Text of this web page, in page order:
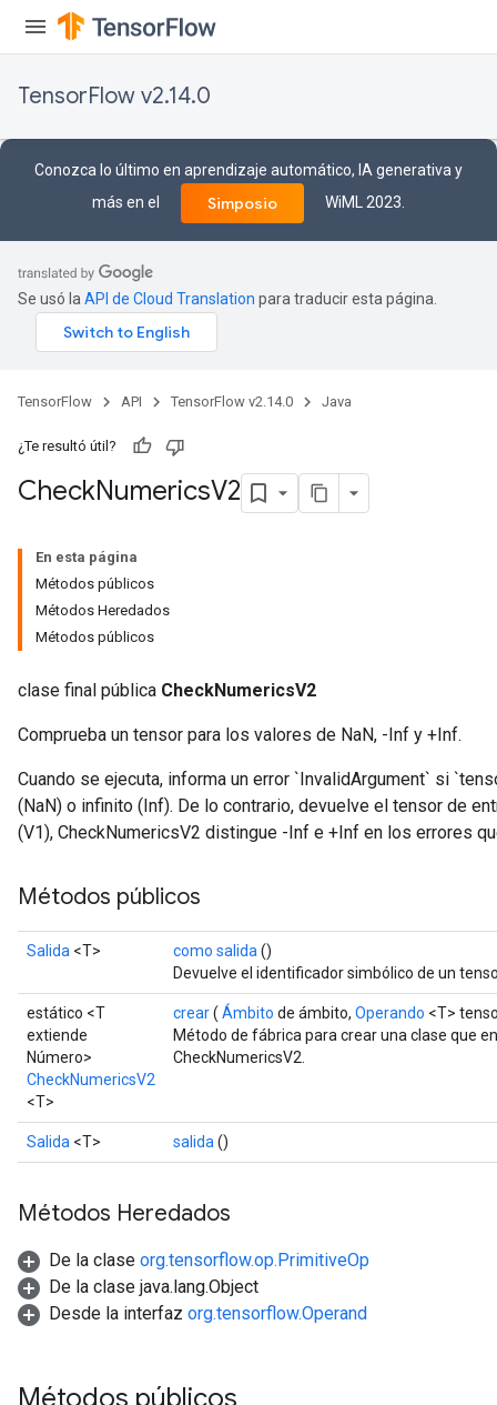
TensorFlow v2.14.0
Conozca lo último en aprendizaje automático, IA generativa y
más en el
Simposio WiML 2023.
Se usó la API de Cloud Translation para traducir esta página.
TensorFlow API TensorFlow v2.14.0 Java
¿Te resultó útil?
CheckNumericsV2
En esta página
Métodos públicos
Métodos Heredados
Métodos públicos
clase final pública CheckNumericsV2
Comprueba un tensor para los valores de NaN, -Inf y +Inf.
Cuando se ejecuta, informa un error `InvalidArgument` si
(NaN) o infinito (Inf). De lo contrario, devuelve el tensor de
(V1), CheckNumericsV2 distingue -Inf e +Inf en los errores
Métodos públicos
Salida <T> como salida ()
Devuelve el identificador simbólico de un
estático <T
extiende
Número>
CheckNumericsV2
<T>
crear( Ámbito de ámbito, Operando <T>
Método de fábrica para crear una clase que
CheckNumericsV2.
Salida <T> salida ()
Métodos Heredados
De la clase org.tensorflow.op.PrimitiveOp
De la clase java.lang.Object
Desde la interfaz org.tensorflow.Operand
Métodos públicos